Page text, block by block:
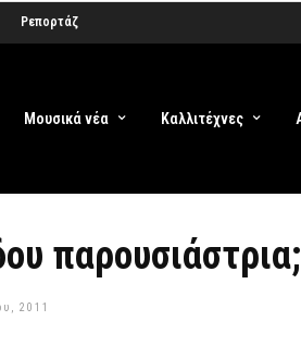
Ρεπορτάζ
Μουσικά νέα Καλλιτέχνες
2011